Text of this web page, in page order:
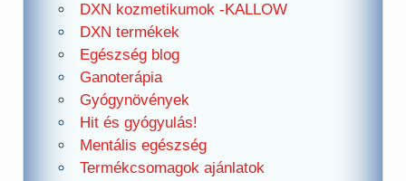
DXN kozmetikumok -KALLOW
DXN termékek
Egészség blog
Ganoterápia
Gyógynövények
Hit és gyógyulás!
Mentális egészség
Termékcsomagok ajánlatok